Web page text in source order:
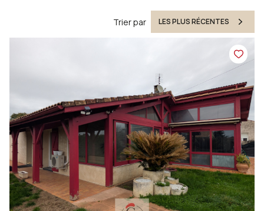
Trier par LES PLUS RÉCENTES